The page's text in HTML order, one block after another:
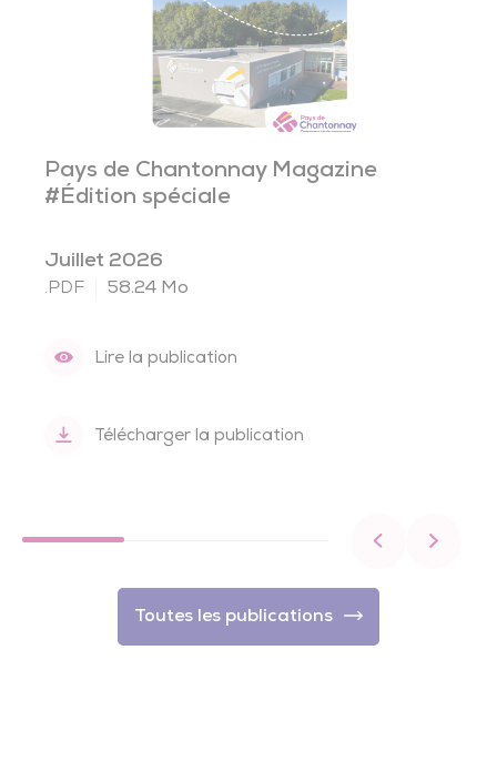
Pays de Chantonnay Magazine
#Édition spéciale
Juillet 2026
.PDF 58.24 Mo
Lire la publication
Télécharger la publication
Toutes les publications